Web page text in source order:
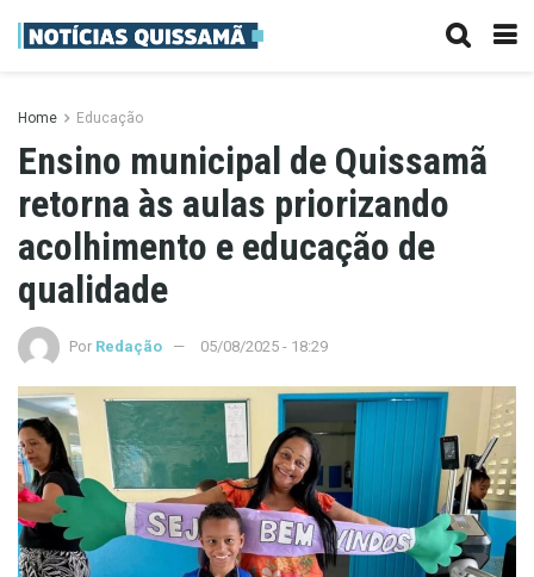
Home Educação
Ensino municipal de Quissamã
retorna às aulas priorizando
acolhimento e educação de
qualidade
Por Redação 05/08/2025 - 18:29